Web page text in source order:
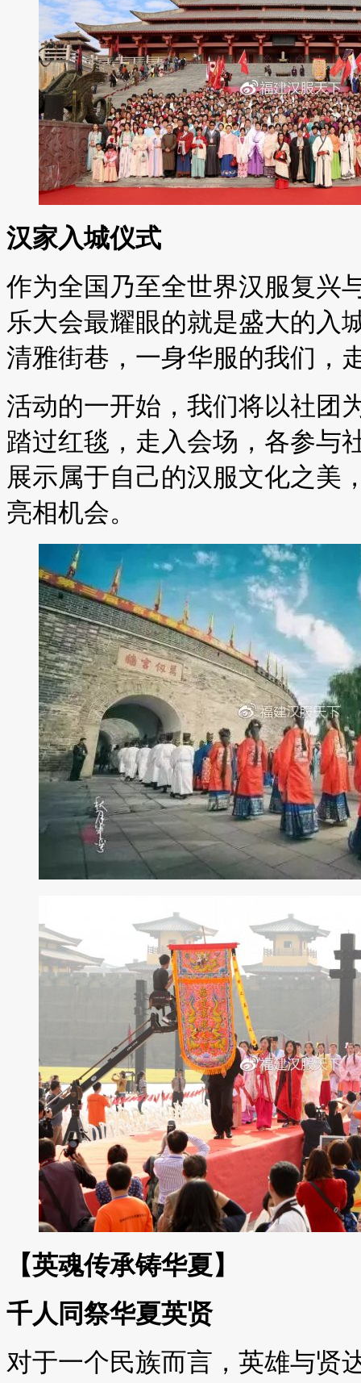
汉家入城仪式
作为全国乃至全世界汉服复兴
乐大会最耀眼的就是盛大的入
清雅街巷，一身华服的我们，
活动的一开始，我们将以社团
踏过红毯，走入会场，各参与
展示属于自己的汉服文化之美
亮相机会。
【英魂传承铸华夏】
千人同祭华夏英贤
对于一个民族而言，英雄与贤